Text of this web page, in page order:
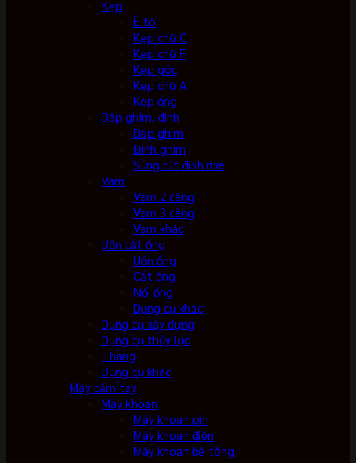
Kẹp
Ê tô
Kẹp chữ C
Kẹp chữ F
Kẹp góc
Kẹp chữ A
Kẹp ống
Dập ghim, đinh
Dập ghim
Đinh ghim
Súng rút đinh rive
Vam
Vam 2 càng
Vam 3 càng
Vam khác
Uốn cắt ống
Uốn ống
Cắt ống
Nối ống
Dụng cụ khác
Dụng cụ xây dựng
Dụng cụ thủy lực
Thang
Dụng cụ khác
Máy cầm tay
Máy khoan
Máy khoan pin
Máy khoan điện
Máy khoan bê tông